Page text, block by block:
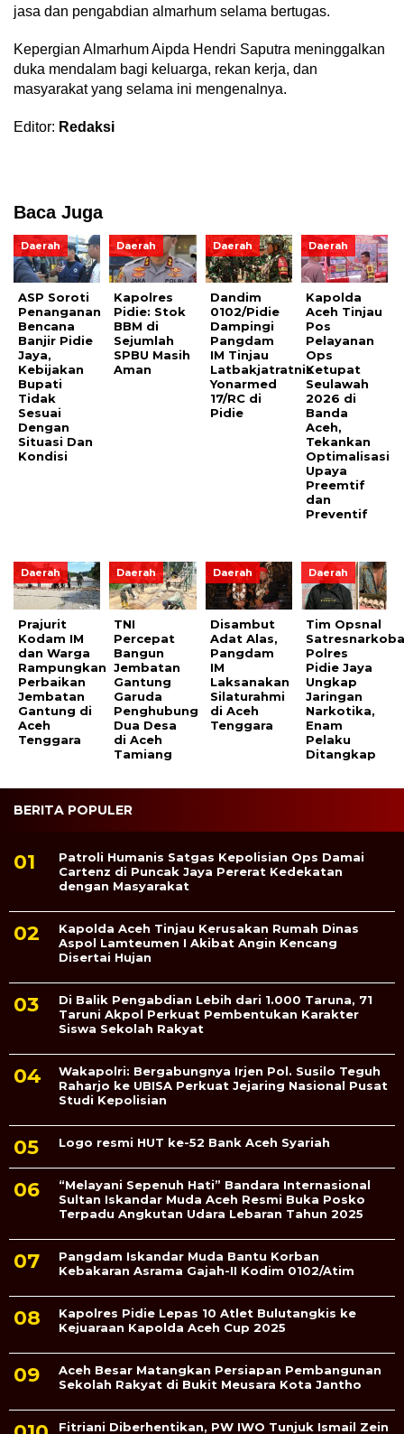
jasa dan pengabdian almarhum selama bertugas.
Kepergian Almarhum Aipda Hendri Saputra meninggalkan
duka mendalam bagi keluarga, rekan kerja, dan
masyarakat yang selama ini mengenalnya.
Editor: Redaksi
Baca Juga
Daerah
ASP Soroti
Penanganan
Bencana
Banjir Pidie
Jaya,
Kebijakan
Bupati
Tidak
Sesuai
Dengan
Situasi Dan
Kondisi
Daerah
Kapolres
Pidie: Stok
BBM di
Sejumlah
SPBU Masih
Aman
Daerah
Dandim
0102/Pidie
Dampingi
Pangdam
IM Tinjau
Latbakjatratnis
Yonarmed
17/RC di
Pidie
Daerah
Kapolda
Aceh Tinjau
Pos
Pelayanan
Ops
Ketupat
Seulawah
2026 di
Banda
Aceh,
Tekankan
Optimalisasi
Upaya
Preemtif
dan
Preventif
Daerah
Prajurit
Kodam IM
dan Warga
Rampungkan
Perbaikan
Jembatan
Gantung di
Aceh
Tenggara
Daerah
TNI
Percepat
Bangun
Jembatan
Gantung
Garuda
Penghubung
Dua Desa
di Aceh
Tamiang
Daerah
Disambut
Adat Alas,
Pangdam
IM
Laksanakan
Silaturahmi
di Aceh
Tenggara
Daerah
Tim Opsnal
Polres
Pidie Jaya
Ungkap
Jaringan
Narkotika,
Enam
Pelaku
Ditangkap
BERITA POPULER
Patroli Humanis Satgas Kepolisian Ops Damai
Cartenz di Puncak Jaya Pererat Kedekatan
dengan Masyarakat
Kapolda Aceh Tinjau Kerusakan Rumah Dinas
Aspol Lamteumen I Akibat Angin Kencang
Disertai Hujan
Di Balik Pengabdian Lebih dari 1.000 Taruna, 71
Taruni Akpol Perkuat Pembentukan Karakter
Siswa Sekolah Rakyat
Wakapolri: Bergabungnya Irjen Pol. Susilo Teguh
Raharjo ke UBISA Perkuat Jejaring Nasional Pusat
Studi Kepolisian
Logo resmi HUT ke-52 Bank Aceh Syariah
“Melayani Sepenuh Hati” Bandara Internasional
Sultan Iskandar Muda Aceh Resmi Buka Posko
Terpadu Angkutan Udara Lebaran Tahun 2025
Pangdam Iskandar Muda Bantu Korban
Kebakaran Asrama Gajah-II Kodim 0102/Atim
Kapolres Pidie Lepas 10 Atlet Bulutangkis ke
Kejuaraan Kapolda Aceh Cup 2025
Aceh Besar Matangkan Persiapan Pembangunan
Sekolah Rakyat di Bukit Meusara Kota Jantho
Fitriani Diberhentikan, PW IWO Tunjuk Ismail Zein